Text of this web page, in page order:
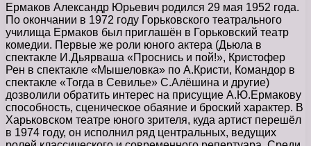
Ермаков Александр Юрьевич родился 29 мая 1952 года.
По окончании в 1972 году Горьковского театрального
училища Ермаков был приглашён в Горьковский театр
комедии. Первые же роли юного актера (Дьюла в
спектакле И.Дьярваша «Проснись и пой!», Кристофер
Рен в спектакле «Мышеловка» по А.Кристи, Командор в
спектакле «Тогда в Севилье» С.Алёшина и другие)
дозволили обратить интерес на присущие А.Ю.Ермакову
способность, сценическое обаяние и броский характер. В
Харьковском театре юного зрителя, куда артист перешёл
в 1974 году, он исполнил ряд центральных, ведущих